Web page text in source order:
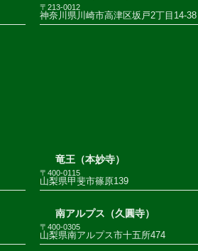
〒213-0012
神奈川県川崎市高津区坂戸2丁目14-38
竜王（本妙寺）
〒400-0115
山梨県甲斐市篠原139
南アルプス（久圓寺）
〒400-0305
山梨県南アルプス市十五所474